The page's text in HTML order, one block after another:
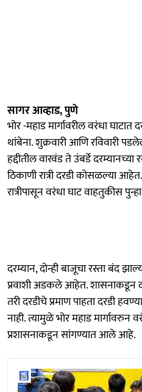
सागर आव्हाड, पुणे
भोर -महाड मार्गावरील वरंधा
थांबेना. शुक्रवारी आणि रविवारी
हद्दीतील वारवंड ते उंबर्डे
ठिकाणी रात्री दरडी कोसळल्या
रात्रीपासून वरंधा घाट वाहतुकीस
दरम्यान, दोन्ही बाजूचा रस्ता बंद
प्रवाशी अडकले आहेत.
तरी दरडीचे प्रमाण पाहता दरडी
नाही. त्यामुळे भोर महाड मार्गावरुन
प्रशासनाकडून सांगण्यात आले आहे.